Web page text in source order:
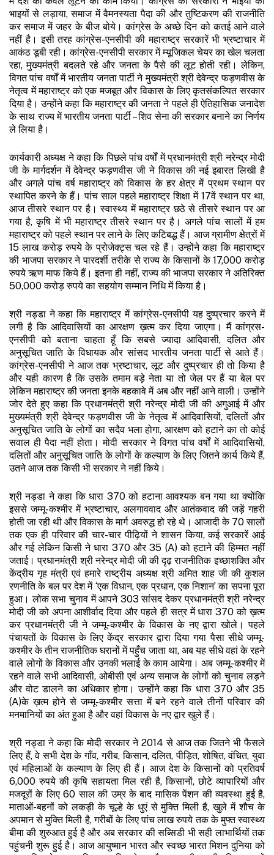
भाइयों से लड़ाया, समाज में वैमनस्यता पैदा की और तुष्टिकरण की राजनीति
कर समाज में जहर के बीज बोये। कांग्रेस के अच्छे दिन को कतई आने वाले
नहीं है। इसी तरह कांग्रेस-एनसीपी की महाराष्ट्र सरकारें भी भ्रष्टाचार में
आकंठ डूबी रही। कांग्रेस-एनसीपी सरकार में म्यूजिकल चेयर का खेल चलता
रहा, मुख्यमंत्री बदलते रहे और जनता के पैसे की लूट होती रही। लेकिन,
विगत पांच वर्षों में भारतीय जनता पार्टी ने मुख्यमंत्री श्री देवेन्द्र फड़णवीस के
नेतृत्व में महाराष्ट्र को एक मजबूत और विकास के लिए कृतसंकल्पित सरकार
दिया है। उन्होंने कहा कि महाराष्ट्र की जनता ने पहले ही ऐतिहासिक जनादेश
के साथ राज्य में भारतीय जनता पार्टी – शिव सेना की सरकार बनाने का निर्णय
ले लिया है।
कार्यकारी अध्यक्ष ने कहा कि पिछले पांच वर्षों में प्रधानमंत्री श्री नरेन्द्र मोदी
जी के मार्गदर्शन में देवेन्द्र फड़णवीस जी ने विकास की नई इबारत लिखी है
और अगले पांच वर्ष महाराष्ट्र को विकास के हर क्षेत्र में प्रथम स्थान पर
स्थापित करने के हैं। पांच साल पहले महाराष्ट्र शिक्षा में 17वें स्थान पर था,
आज तीसरे स्थान पर है। स्वास्थ्य में महाराष्ट्र छठे से तीसरे स्थान पर आ
गया है, कृषि में भी महाराष्ट्र तीसरे स्थान पर है। अगले पांच सालों में हम
महाराष्ट्र को पहले स्थान पर लाने के लिए कटिबद्ध हैं। आज ग्रामीण क्षेत्रों में
15 लाख करोड़ रुपये के प्रोजेक्ट्स चल रहे हैं। उन्होंने कहा कि महाराष्ट्र
की भाजपा सरकार ने पारदर्शी तरीके से राज्य के किसानों के 17,000 करोड़
रुपये ऋण माफ किये हैं। इतना ही नहीं, राज्य की भाजपा सरकार ने अतिरिक्त
50,000 करोड़ रुपये का सहयोग सम्मान निधि में किया है।
श्री नड्डा ने कहा कि महाराष्ट्र में कांग्रेस-एनसीपी यह दुष्प्रचार करने में
लगी है कि आदिवासियों का आरक्षण ख़त्म कर दिया जाएगा। मैं कांग्रस-
एनसीपी को बताना चाहता हूँ कि सबसे ज्यादा आदिवासी, दलित और
अनुसूचित जाति के विधायक और सांसद भारतीय जनता पार्टी से आते हैं।
कांग्रेस-एनसीपी ने आज तक भ्रष्टाचार, लूट और दुष्प्रचार ही तो किया है
और यही कारण है कि उसके तमाम बड़े नेता या तो जेल पर हैं या बेल पर
लेकिन महाराष्ट्र की जनता इनके बहकावे में अब और नहीं आने वाली। उन्होंने
जोर देते हुए कहा कि प्रधानमंत्री श्री नरेन्द्र मोदी जी की अगुआई में और
मुख्यमंत्री श्री देवेन्द्र फड़णवीस जी के नेतृत्व में आदिवासियों, दलितों और
अनुसूचित जाति के लोगों का सदैव भला होगा, आरक्षण को हटाने का तो कोई
सवाल ही पैदा नहीं होता। मोदी सरकार ने विगत पांच वर्षों में आदिवासियों,
दलितों और अनुसूचित जाति के लोगों के कल्याण के लिए जितने कार्य किये हैं,
उतने आज तक किसी भी सरकार ने नहीं किये।
श्री नड्डा ने कहा कि धारा 370 को हटाना आवश्यक बन गया था क्योंकि
इससे जम्मू-कश्मीर में भ्रष्टाचार, अलगाववाद और आतंकवाद की जड़ें गहरी
होती जा रही थी और विकास के मार्ग अवरुद्ध हो रहे थे। आजादी के 70 सालों
तक एक ही परिवार की चार-चार पीढ़ियों ने शासन किया, कई सरकारें आई
और गई लेकिन किसी ने धारा 370 और 35 (A) को हटाने की हिम्मत नहीं
जताई। प्रधानमंत्री श्री नरेन्द्र मोदी जी की दृढ़ राजनीतिक इच्छाशक्ति और
केंद्रीय गृह मंत्री एवं हमारे राष्ट्रीय अध्यक्ष श्री अमित शाह जी की कुशल
रणनीति के बल पर देश में ‘एक विधान, एक प्रधान, एक निशान’ का सपना पूरा
हुआ। लोक सभा चुनाव में आपने 303 सांसद देकर प्रधानमंत्री श्री नरेन्द्र
मोदी जी को अपना आशीर्वाद दिया और पहले ही सत्र में धारा 370 को ख़त्म
कर प्रधानमंत्री जी ने जम्मू-कश्मीर के विकास के नए द्वारा खोले। पहले
पंचायतों के विकास के लिए केंद्र सरकार द्वारा दिया गया पैसा सीधे जम्मू-
कश्मीर के तीन राजनीतिक घरानों में पहुँच जाता था, अब यह सीधे वहां के रहने
वाले लोगों के विकास और उनकी भलाई के काम आयेगा। अब जम्मू-कश्मीर में
रहने वाले सभी आदिवासी, ओबीसी एवं अन्य समाज के लोगों को चुनाव लड़ने
और वोट डालने का अधिकार होगा। उन्होंने कहा कि धारा 370 और 35
(A)के ख़त्म होने से जम्मू-कश्मीर सत्ता में बने रहने वाले तीनों परिवार की
मनमानियों का अंत हुआ है और वहां विकास के नए द्वार खुले हैं।
श्री नड्डा ने कहा कि मोदी सरकार ने 2014 से आज तक जितने भी फैसले
लिए हैं, वे सभी देश के गाँव, गरीब, किसान, दलित, पीड़ित, शोषित, वंचित, युवा
एवं महिलाओं के कल्याण के लिए ही हैं। आज देश के किसानों को प्रतिवर्ष
6,000 रुपये की कृषि सहायता मिल रही है, किसानों, छोटे व्यापारियों और
मजदूरों के लिए 60 साल की उम्र के बाद मासिक पेंशन की व्यवस्था हुई है,
माताओं-बहनों को लकड़ी के चूल्हे के धुएं से मुक्ति मिली है, खुले में शौच के
अपमान से मुक्ति मिली है, गरीबों के लिए पांच लाख रुपये तक के मुफ्त स्वास्थ्य
बीमा की शुरुआत हुई है और अब सरकार की सब्सिडी भी सही लाभार्थियों तक
पहुंचनी शुरू हुई है। आज आयुष्मान भारत और स्वच्छ भारत मिशन दुनिया को